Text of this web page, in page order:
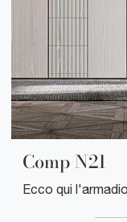
Comp N21